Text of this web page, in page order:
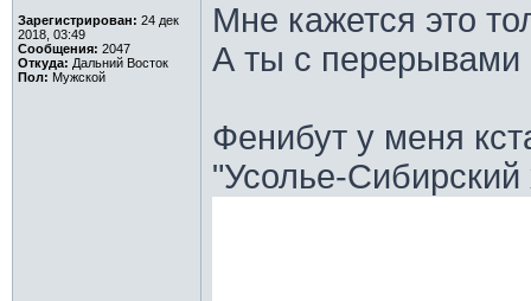
Зарегистрирован: 24 дек
2018, 03:49
Сообщения: 2047
Откуда: Дальний Восток
Пол: Мужской
Мне кажется это
А ты с перерывами
Фенибут у меня
"Усолье-